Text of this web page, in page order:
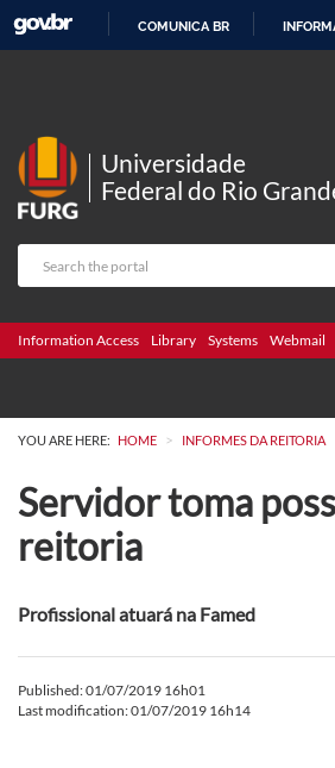
COMUNICA BR
Universidade
Federal do Rio
Information Access Library Systems Webmail
YOU ARE HERE: HOME > INFORMES DA REITORIA
Servidor toma
reitoria
Profissional atuará na Famed
Published: 01/07/2019 16h01
Last modification: 01/07/2019 16h14